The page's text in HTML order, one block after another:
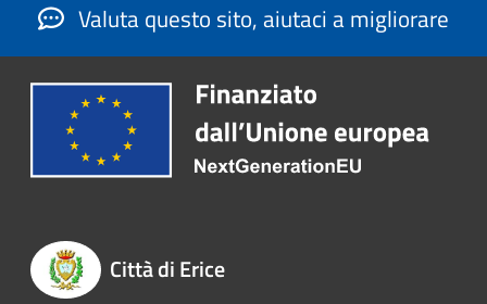
Valuta questo sito, aiutaci a migliorare
Città di Erice